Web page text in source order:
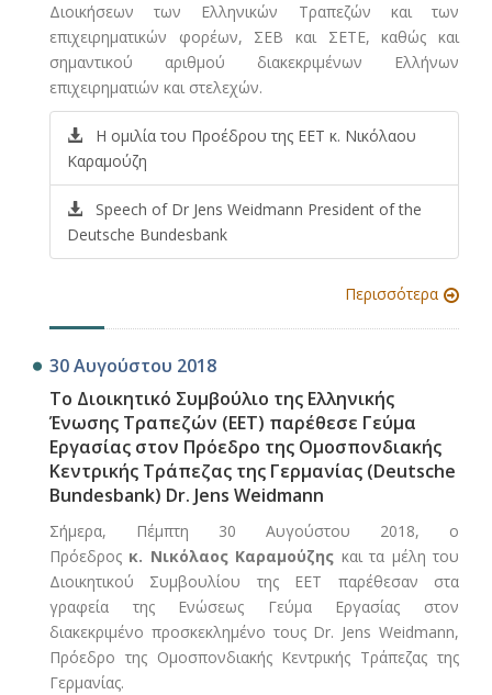
Διοικήσεων των Ελληνικών Τραπεζών και των
επιχειρηματικών φορέων, ΣΕΒ και ΣΕΤΕ, καθώς και
σημαντικού αριθμού διακεκριμένων Ελλήνων
επιχειρηματιών και στελεχών.
Η ομιλία του Προέδρου της ΕΕΤ κ. Νικόλαου
Καραμούζη
Speech of Dr Jens Weidmann President of the
Deutsche Bundesbank
Περισσότερα
30 Αυγούστου 2018
Το Διοικητικό Συμβούλιο της Ελληνικής
Ένωσης Τραπεζών (ΕΕΤ) παρέθεσε Γεύμα
Εργασίας στον Πρόεδρο της Ομοσπονδιακής
Κεντρικής Τράπεζας της Γερμανίας (Deutsche
Bundesbank) Dr. Jens Weidmann
Σήμερα, Πέμπτη 30 Αυγούστου 2018, ο
Πρόεδρος κ. Νικόλαος Καραμούζης και τα μέλη του
Διοικητικού Συμβουλίου της ΕΕΤ παρέθεσαν στα
γραφεία της Ενώσεως Γεύμα Εργασίας στον
διακεκριμένο προσκεκλημένο τους Dr. Jens Weidmann,
Πρόεδρο της Ομοσπονδιακής Κεντρικής Τράπεζας της
Γερμανίας.